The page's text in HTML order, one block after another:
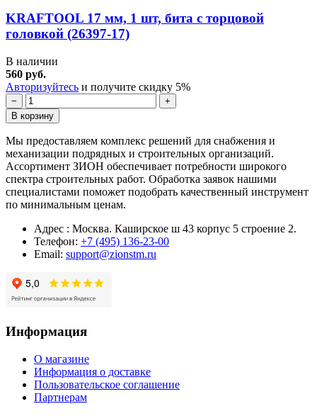
KRAFTOOL 17 мм, 1 шт, бита с торцовой
головкой (26397-17)
В наличии
560 руб.
Авторизуйтесь и получите скидку 5%
−
+
В корзину
Мы предоставляем комплекс решений для снабжения и
механизации подрядных и строительных организаций.
Ассортимент ЗИОН обеспечивает потребности широкого
спектра строительных работ. Обработка заявок нашими
специалистами поможет подобрать качественный инструмент
по минимальным ценам.
Адрес : Москва. Каширское ш 43 корпус 5 строение 2.
Телефон: +7 (495) 136-23-00
Email: support@zionstm.ru
Информация
О магазине
Информация о доставке
Пользовательское соглашение
Партнерам